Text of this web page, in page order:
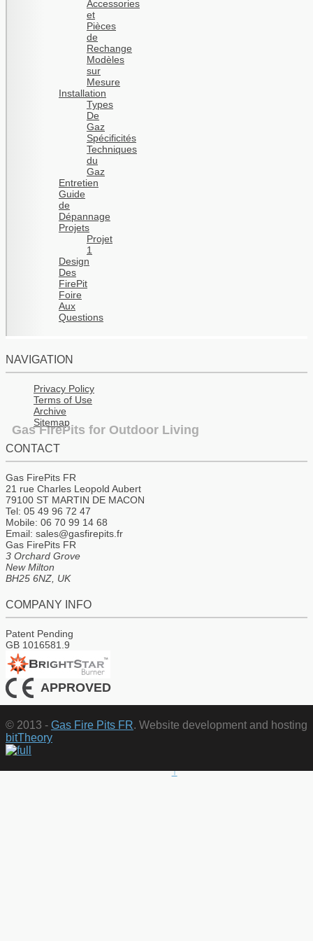
Gas FirePits for Outdoor Living
Accessories
et
Pièces
de
Rechange
Modèles
sur
Mesure
Installation
Types
De
Gaz
Spécificités
Techniques
du
Gaz
Entretien
Guide
de
Dépannage
Projets
Projet
1
Design
Des
FirePit
Foire
Aux
Questions
NAVIGATION
Privacy Policy
Terms of Use
Archive
Sitemap
CONTACT
Gas FirePits FR
21 rue Charles Leopold Aubert
79100 ST MARTIN DE MACON
Tel: 05 49 96 72 47
Mobile: 06 70 99 14 68
Email: sales@gasfirepits.fr
Gas FirePits FR
3 Orchard Grove
New Milton
BH25 6NZ, UK
COMPANY INFO
Patent Pending
GB 1016581.9
APPROVED
© 2013 - Gas Fire Pits FR. Website development and hosting
bitTheory
↑